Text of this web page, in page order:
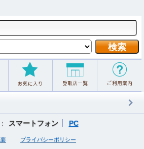
スマートフォン PC
プライバシーポリシー